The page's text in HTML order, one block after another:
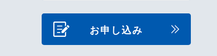
お申し込み